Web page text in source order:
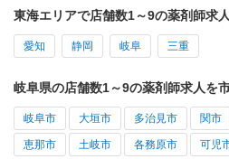
東海エリアで店舗数1～9の薬剤師求
愛知 静岡 岐阜 三重
岐阜県の店舗数1～9の薬剤師求人を
岐阜市 大垣市 多治見市 関市
恵那市 土岐市 各務原市 可児